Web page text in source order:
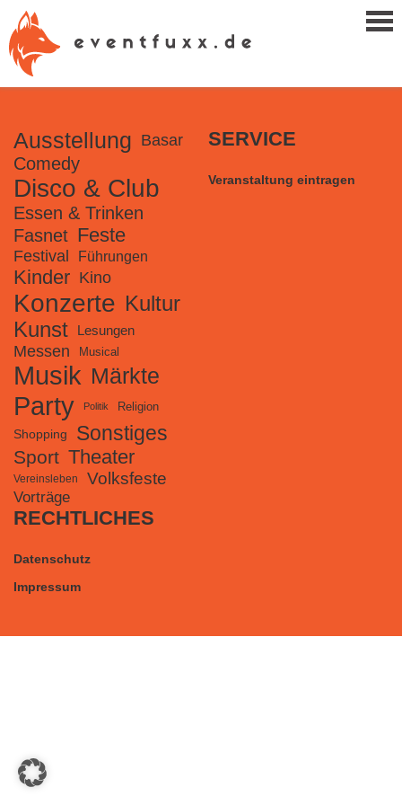
Ausstellung Basar
Comedy
Disco & Club
Essen & Trinken
Fasnet Feste
Festival Führungen
Kinder Kino
Konzerte Kultur
Kunst
Lesungen
Messen Musical
Musik Märkte
Party Politik Religion
Shopping Sonstiges
Sport Theater
Vereinsleben Volksfeste
Vorträge
SERVICE
Veranstaltung eintragen
RECHTLICHES
Datenschutz
Impressum